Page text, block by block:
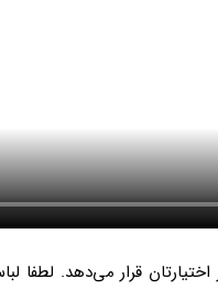
اختیارتان قرار می‌دهد.